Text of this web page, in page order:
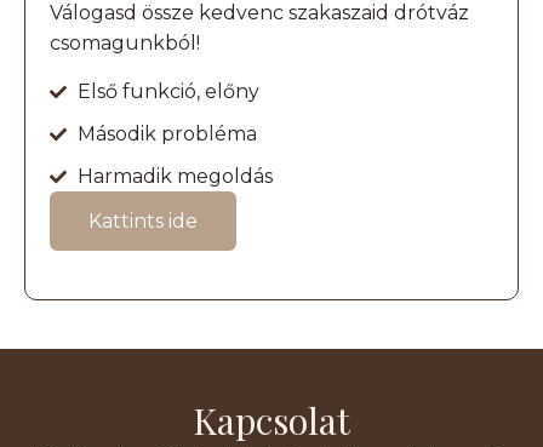
Válogasd össze kedvenc szakaszaid drótváz
csomagunkból!
Első funkció, előny
Második probléma
Harmadik megoldás
Kattints ide
Kapcsolat